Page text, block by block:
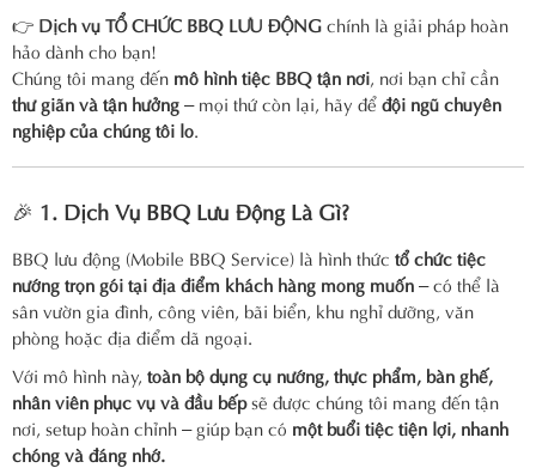
👉 Dịch vụ TỔ CHỨC BBQ LƯU ĐỘNGchính là giải pháp hoàn
hảo dành cho bạn!
Chúng tôi mang đến mô hình tiệc BBQ tận nơi, nơi bạn chỉ cần
thư giãn và tận hưởng– mọi thứ còn lại, hãy đểđội ngũ chuyên
nghiệp của chúng tôi lo.
🎉 1. Dịch Vụ BBQ Lưu Động Là Gì?
BBQ lưu động (Mobile BBQ Service) là hình thức tổ chức tiệc
nướng trọn gói tại địa điểm khách hàng mong muốn– có thể là
sân vườn gia đình, công viên, bãi biển, khu nghỉ dưỡng, văn
phòng hoặc địa điểm dã ngoại.
Với mô hình này, toàn bộ dụng cụ nướng, thực phẩm, bàn ghế,
nhân viên phục vụ và đầu bếpsẽ được chúng tôi mang đến tận
nơi, setup hoàn chỉnh – giúp bạn có một buổi tiệc tiện lợi, nhanh
chóng và đáng nhớ.